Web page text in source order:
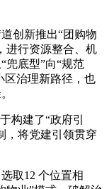
创新推出“团购物
进行资源整合、机
兜底型”向“规范
区治理新路径，也
建了“政府引
，将党建引领贯穿
取12 个位置相